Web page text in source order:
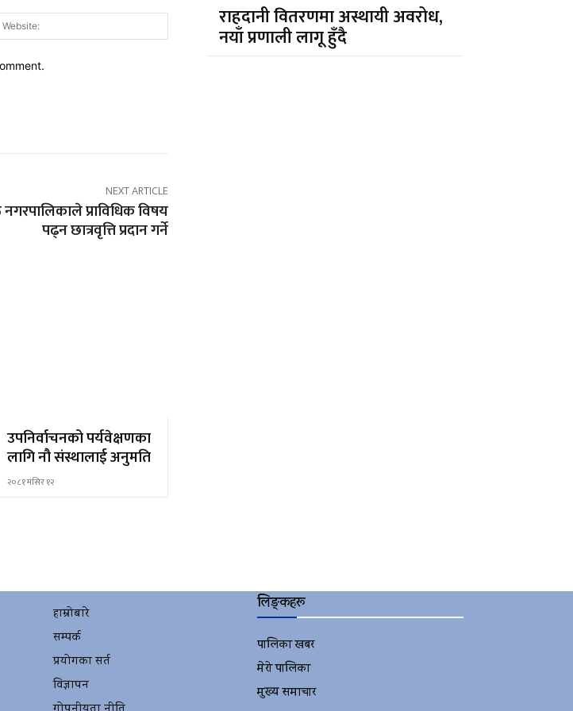
NEXT ARTICLE
प्राविधिक विषय
पढ्न छात्रवृत्ति प्रदान गर्ने
उपनिर्वाचनको पर्यवेक्षणका
लागि नौ संस्थालाई अनुमति
२०८१ मंसिर १२
राहदानी वितरणमा अस्थायी अवरोध,
नयाँ प्रणाली लागू हुँदै
हाम्रोबारे
सम्पर्क
प्रयोगका सर्त
विज्ञापन
लिङ्कहरू
पालिका खबर
मेरो पालिका
मुख्य समाचार